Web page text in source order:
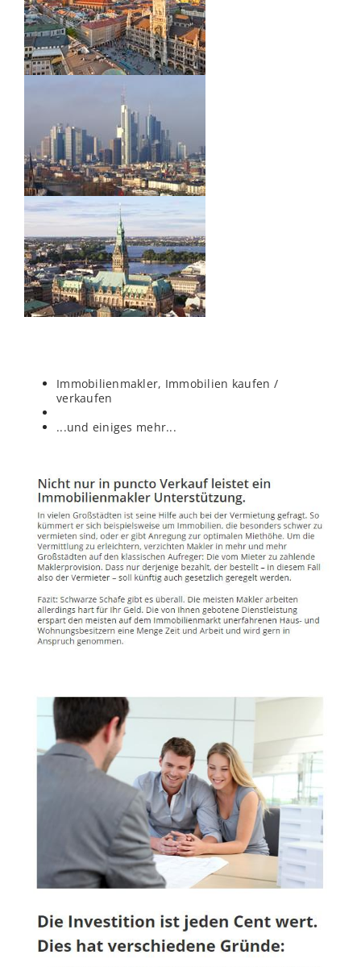
Immobilienmakler, Immobilien kaufen /
verkaufen
...und einiges mehr...